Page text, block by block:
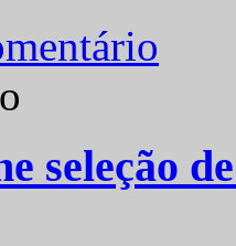
seleção